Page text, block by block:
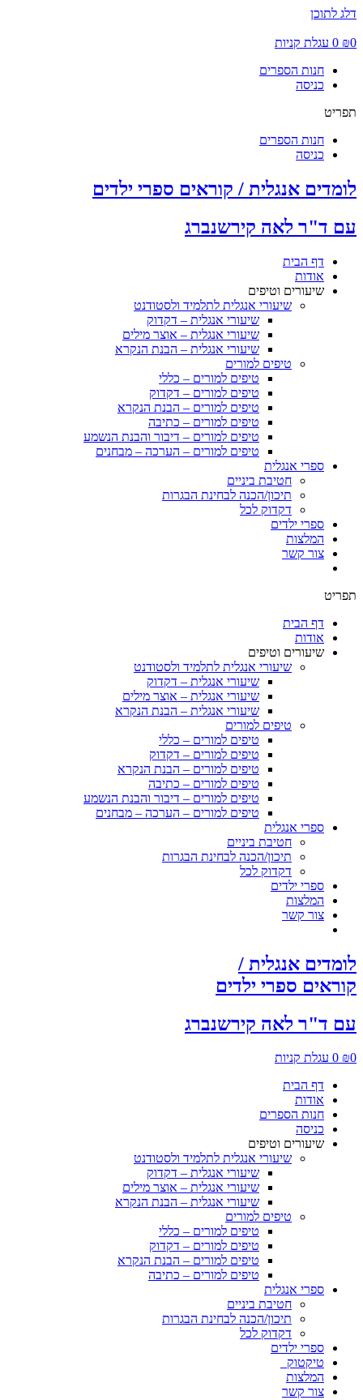
דלג לתוכן
₪0
0 עגלת קניות
חנות הספרים
כניסה
תפריט
חנות הספרים
כניסה
לומדים אנגלית / קוראים ספרי ילדים
עם ד"ר לאה קירשנברג
דף הבית
אודות
שיעורים וטיפים
שיעורי אנגלית לתלמיד ולסטודנט
שיעורי אנגלית – דקדוק
שיעורי אנגלית – אוצר מילים
שיעורי אנגלית – הבנת הנקרא
טיפים למורים
טיפים למורים – כללי
טיפים למורים – דקדוק
טיפים למורים – הבנת הנקרא
טיפים למורים – כתיבה
טיפים למורים – דיבור והבנת הנשמע
טיפים למורים – הערכה – מבחנים
ספרי אנגלית
חטיבת ביניים
תיכון/הכנה לבחינת הבגרות
דקדוק לכל
ספרי ילדים
המלצות
צור קשר
תפריט
דף הבית
אודות
שיעורים וטיפים
שיעורי אנגלית לתלמיד ולסטודנט
שיעורי אנגלית – דקדוק
שיעורי אנגלית – אוצר מילים
שיעורי אנגלית – הבנת הנקרא
טיפים למורים
טיפים למורים – כללי
טיפים למורים – דקדוק
טיפים למורים – הבנת הנקרא
טיפים למורים – כתיבה
טיפים למורים – דיבור והבנת הנשמע
טיפים למורים – הערכה – מבחנים
ספרי אנגלית
חטיבת ביניים
תיכון/הכנה לבחינת הבגרות
דקדוק לכל
ספרי ילדים
המלצות
צור קשר
לומדים אנגלית /
קוראים ספרי ילדים
עם ד"ר לאה קירשנברג
₪0
0 עגלת קניות
דף הבית
אודות
חנות הספרים
כניסה
שיעורים וטיפים
שיעורי אנגלית לתלמיד ולסטודנט
שיעורי אנגלית – דקדוק
שיעורי אנגלית – אוצר מילים
שיעורי אנגלית – הבנת הנקרא
טיפים למורים
טיפים למורים – כללי
טיפים למורים – דקדוק
טיפים למורים – הבנת הנקרא
טיפים למורים – כתיבה
ספרי אנגלית
חטיבת ביניים
תיכון/הכנה לבחינת הבגרות
דקדוק לכל
ספרי ילדים
טיקטוק
המלצות
צור קשר